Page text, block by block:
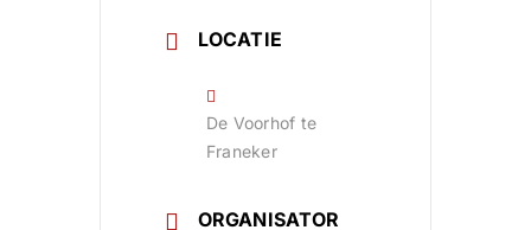
LOCATIE
De Voorhof te
Franeker
ORGANISATOR